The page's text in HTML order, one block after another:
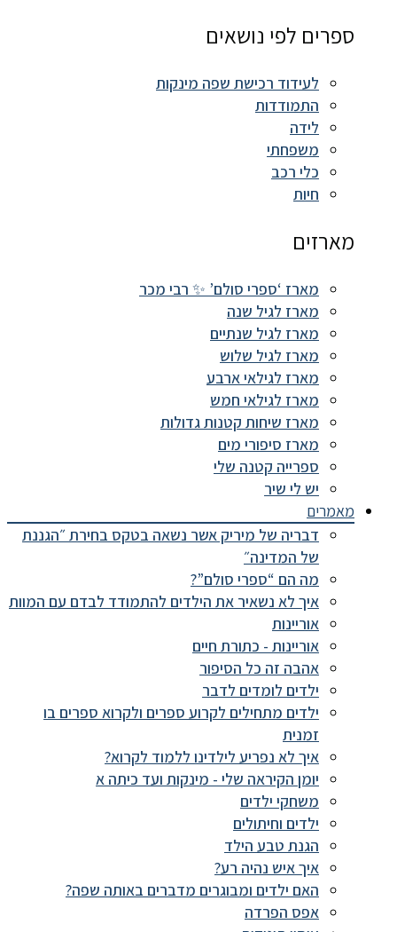
ספרים לפי נושאים
לעידוד רכישת שפה מינקות
התמודדות
לידה
משפחתי
כלי רכב
חיות
מארזים
מארז ‘ספרי סולם’ ✨ רבי מכר
מארז לגיל שנה
מארז לגיל שנתיים
מארז לגיל שלוש
מארז לגילאי ארבע
מארז לגילאי חמש
מארז שיחות קטנות גדולות
מארז סיפורי מים
ספרייה קטנה שלי
יש לי שיר
מאמרים
דבריה של מיריק אשר נשאה בטקס בחירת ״הגננת
של המדינה״
מה הם “ספרי סולם”?
איך לא נשאיר את הילדים להתמודד לבדם עם המוות
אוריינות
אוריינות - כתורת חיים
אהבה זה כל הסיפור
ילדים לומדים לדבר
ילדים מתחילים לקרוע ספרים ולקרוא ספרים בו
זמנית
איך לא נפריע לילדינו ללמוד לקרוא?
יומן הקיראה שלי - מינקות ועד כיתה א
משחקי ילדים
ילדים וחיתולים
הגנת טבע הילד
איך איש נהיה רע?
האם ילדים ומבוגרים מדברים באותה שפה?
אפס הפרדה